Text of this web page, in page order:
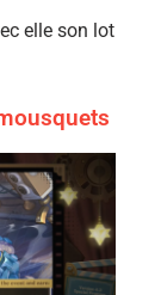
elle son lot